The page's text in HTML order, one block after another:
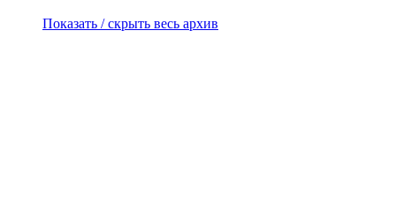
Показать / скрыть весь архив